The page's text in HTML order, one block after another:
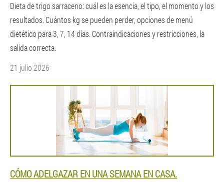
Dieta de trigo sarraceno: cuál es la esencia, el tipo, el momento y los
resultados. Cuántos kg se pueden perder, opciones de menú
dietético para 3, 7, 14 días. Contraindicaciones y restricciones, la
salida correcta.
21 julio 2026
CÓMO ADELGAZAR EN UNA SEMANA EN CASA.